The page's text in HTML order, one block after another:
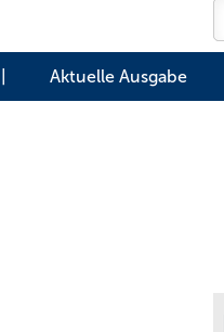
Aktuelle Ausgabe